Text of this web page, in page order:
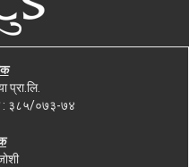
प्रा.लि.
: ३८५/०७३-७४